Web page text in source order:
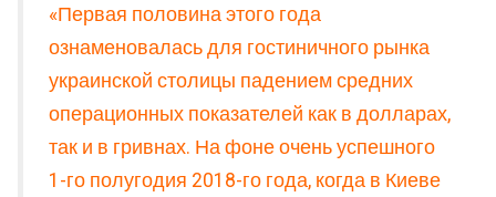
«Первая половина этого года
ознаменовалась для гостиничного рынка
украинской столицы падением средних
операционных показателей как в долларах,
так и в гривнах. На фоне очень успешного
1-го полугодия 2018-го года, когда в Киеве